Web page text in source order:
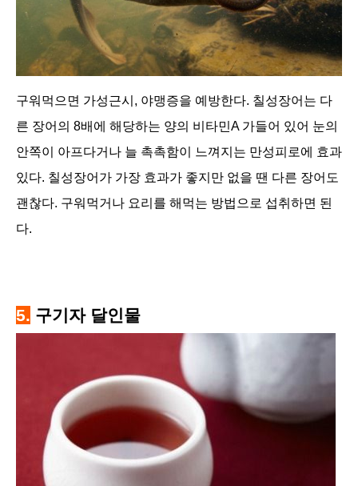
구워먹으면 가성근시, 야맹증을 예방한다. 칠성장어는 다
른 장어의 8배에 해당하는 양의 비타민A 가들어 있어 눈의
안쪽이 아프다거나 늘 촉촉함이 느껴지는 만성피로에 효과
있다. 칠성장어가 가장 효과가 좋지만 없을 땐 다른 장어도
괜찮다. 구워먹거나 요리를 해먹는 방법으로 섭취하면 된
다.
5. 구기자 달인물